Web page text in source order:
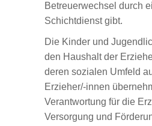
Betreuerwechsel durch
Schichtdienst gibt.
Die Kinder und
den Haushalt der
deren sozialen Umfeld
Erzieher/-innen
Verantwortung für die
Versorgung und